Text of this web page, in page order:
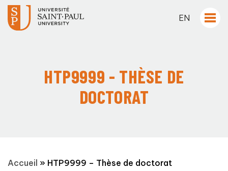
EN
HTP9999 - THÈSE DE
DOCTORAT
Accueil » HTP9999 – Thèse de doctorat